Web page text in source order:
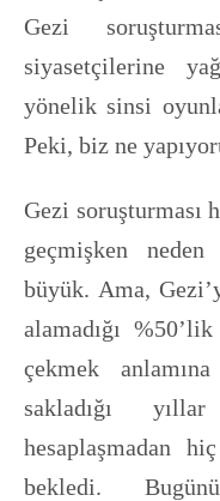
Gezi
siyasetçilerine
yönelik sinsi
Peki, biz ne
Gezi soruşturması
geçmişken
büyük. Ama,
alamadığı
çekmek
sakladığı
hesaplaşmadan
bekledi.